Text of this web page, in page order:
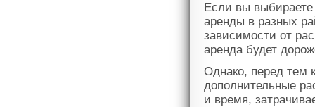
Если вы
аренды в разных
зависимости от
аренда будет
Однако, перед тем
дополнительные
и время,